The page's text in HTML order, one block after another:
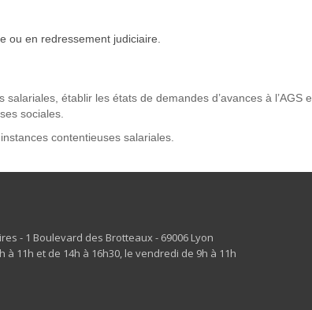
ou en redressement judiciaire.
établir les états de demandes d’avances à l’AGS
sociales.
contentieuses salariales.
- 1 Boulevard des Brotteaux - 69006 Lyon
11h et de 14h à 16h30, le vendredi de 9h à 11h